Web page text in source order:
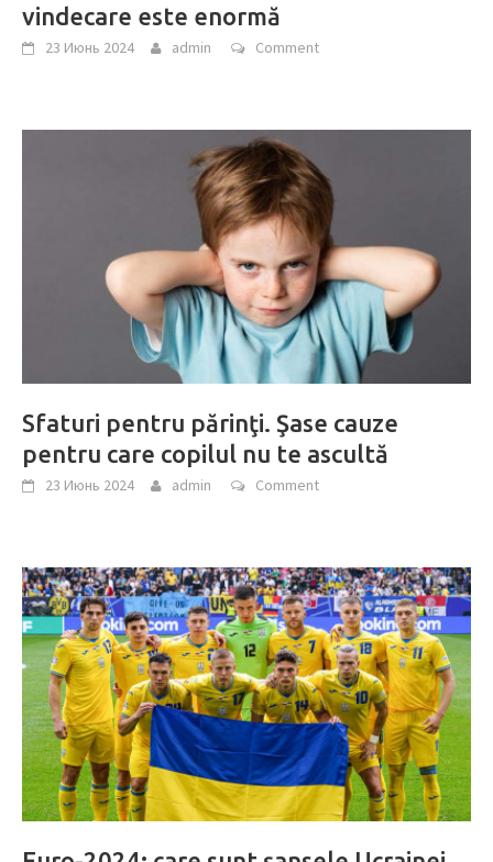
vindecare este enormă
23 Июнь 2024 admin Comment
Sfaturi pentru părinţi. Şase cauze
pentru care copilul nu te ascultă
23 Июнь 2024 admin Comment